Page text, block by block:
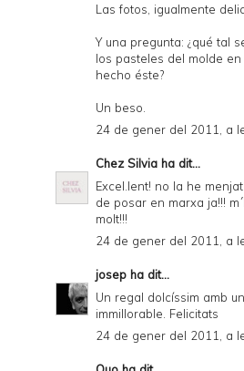
Las fotos, igualmente
Y una pregunta: ¿qué tal
los pasteles del molde
hecho éste?
Un beso.
24 de gener del 2011, a
Chez Silvia ha dit...
Excel.lent! no la he
de posar en marxa ja!!!
molt!!!
24 de gener del 2011, a
josep ha dit...
Un regal dolcíssim amb
immillorable. Felicitats
24 de gener del 2011, a